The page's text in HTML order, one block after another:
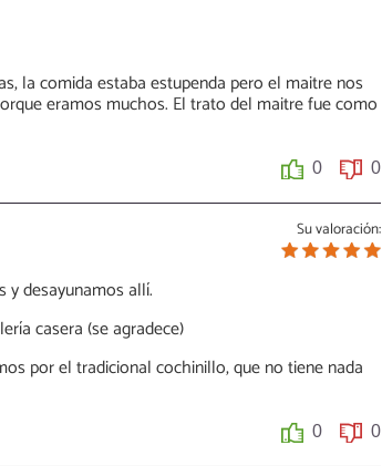
la comida estaba estupenda pero el maitre nos
eramos muchos. El trato del maitre fue como
0 0
Su valoración:
y desayunamos allí.
casera (se agradece)
por el tradicional cochinillo, que no tiene nada
0 0